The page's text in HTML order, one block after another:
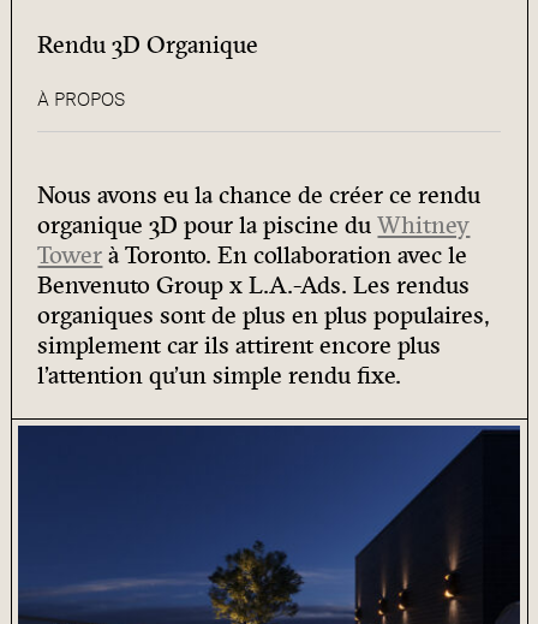
Rendu 3D Organique
À PROPOS
Nous avons eu la chance de créer ce rendu
organique 3D pour la piscine duWhitney
Tower à Toronto. En collaboration avec le
Benvenuto Group x L.A.-Ads. Les rendus
organiques sont de plus en plus populaires,
simplement car ils attirent encore plus
l’attention qu’un simple rendu fixe.